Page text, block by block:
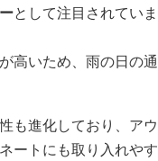
として注目されていま
高いため、雨の日の
も進化しており、ア
ートにも取り入れやす